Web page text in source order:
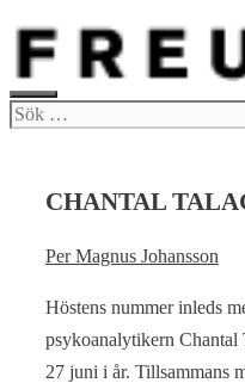
Hoppa
innehåll
MENY
Sök
CHANTAL
Per Magnus Johansson
Höstens nummer inleds
psykoanalytikern Chantal
27 juni i år. Tillsammans